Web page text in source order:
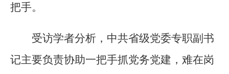
把手。
受访学者分析，中共省级党委专职副书
记主要负责协助一把手抓党务党建，难在岗